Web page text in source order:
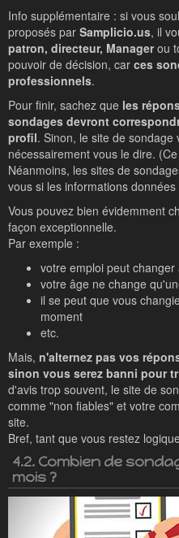
Info supplémentaire : si vous
proposés par Samplicio.us, il
patron, directeur, Managerou
pouvoir de décision, car ces
professionnels.
Pour finir, sachez que les
sondages devront
profil. Sinon, le site de
nécessairement vous le dire.
Néanmoins, les sites de
vous si les informations
Vous pouvez bien évidemment
façon exceptionnelle.
Par exemple :
votre emploi peut
votre âge ne change
il se peut que vous
moment
etc.
Mais, n'alternez pas vos
sinon vous serez banni pour
d'avis trop souvent, le site de
comme "non fiables" et votre
site.
Bref, tant que vous restez
4.2. Combien de
mois ?